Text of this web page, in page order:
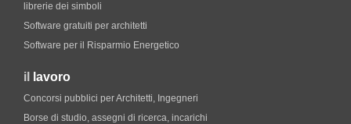
librerie dei simboli
Software gratuiti per architetti
Software per il Risparmio Energetico
il lavoro
Concorsi pubblici per Architetti, Ingegneri
Borse di studio, assegni di ricerca, incarichi